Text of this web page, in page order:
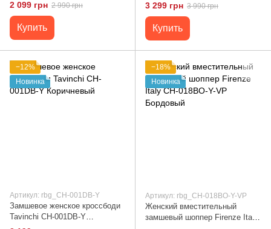
05253DB Коричневый
2 099 грн 2 990 грн
Купить
3 299 грн 3 990 грн
Купить
−12%
Новинка
Артикул: rbg_CH-001DB-Y
Замшевое женское кроссбоди
Tavinchi CH-001DB-Y
−18%
Новинка
Артикул: rbg_CH-018BO-Y-VP
Женский вместительный
замшевый шоппер Firenze Italy